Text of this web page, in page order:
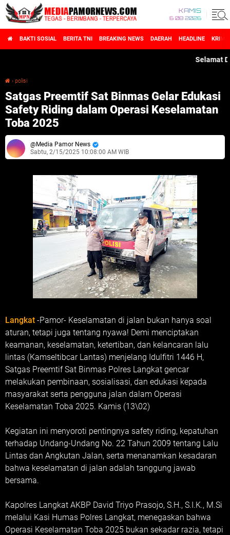
KAMIS
6 08 2026
BAKTI SOSIAL BERITA TNI BREAKING NEWS DAERAH HEADLINE
Selamat
› polisi
Satgas Preemtif Sat Binmas Gelar Edukasi
Safety Riding dalam Operasi Keselamatan
Toba 2025
Media Pamor News
Sabtu, 2/15/2025 10:08:00 AM WIB
Langkat -Pamor- Keselamatan di jalan bukan hanya soal
aturan, tetapi juga tentang nyawa! Demi menciptakan
keamanan, keselamatan, ketertiban, dan kelancaran lalu
lintas (Kamseltibcar Lantas) menjelang Idulfitri 1446 H,
Satgas Preemtif Sat Binmas Polres Langkat gencar
melakukan pembinaan, sosialisasi, dan edukasi kepada
masyarakat serta pengguna jalan dalam Operasi
Keselamatan Toba 2025. Kamis (13\02)
Kegiatan ini menyoroti pentingnya safety riding, kepatuhan
terhadap Undang-Undang No. 22 Tahun 2009 tentang Lalu
Lintas dan Angkutan Jalan, serta menanamkan kesadaran
bahwa keselamatan di jalan adalah tanggung jawab
bersama.
Kapolres Langkat AKBP David Triyo Prasojo, S.H., S.I.K., M.Si
melalui Kasi Humas Polres Langkat, menegaskan bahwa
Operasi Keselamatan Toba 2025 bukan sekadar razia, tetapi